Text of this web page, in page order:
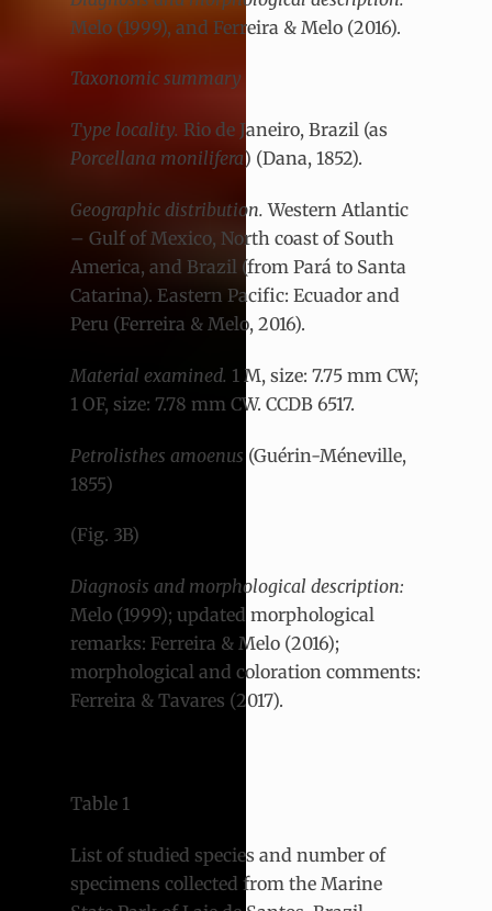
Melo (1999), and Ferreira & Melo (2016).
Taxonomic summary
Type locality. Rio de Janeiro, Brazil (as
Porcellana monilifera) (Dana, 1852).
Geographic distribution. Western Atlantic
– Gulf of Mexico, North coast of South
America, and Brazil (from Pará to Santa
Catarina). Eastern Pacific: Ecuador and
Peru (Ferreira & Melo, 2016).
Material examined. 1 M, size: 7.75 mm CW;
1 OF, size: 7.78 mm CW. CCDB 6517.
Petrolisthes amoenus (Guérin-Méneville,
1855)
(Fig. 3B)
Diagnosis and morphological description:
Melo (1999); updated morphological
remarks: Ferreira & Melo (2016);
morphological and coloration comments:
Ferreira & Tavares (2017).
Table 1
List of studied species and number of
specimens collected from the Marine